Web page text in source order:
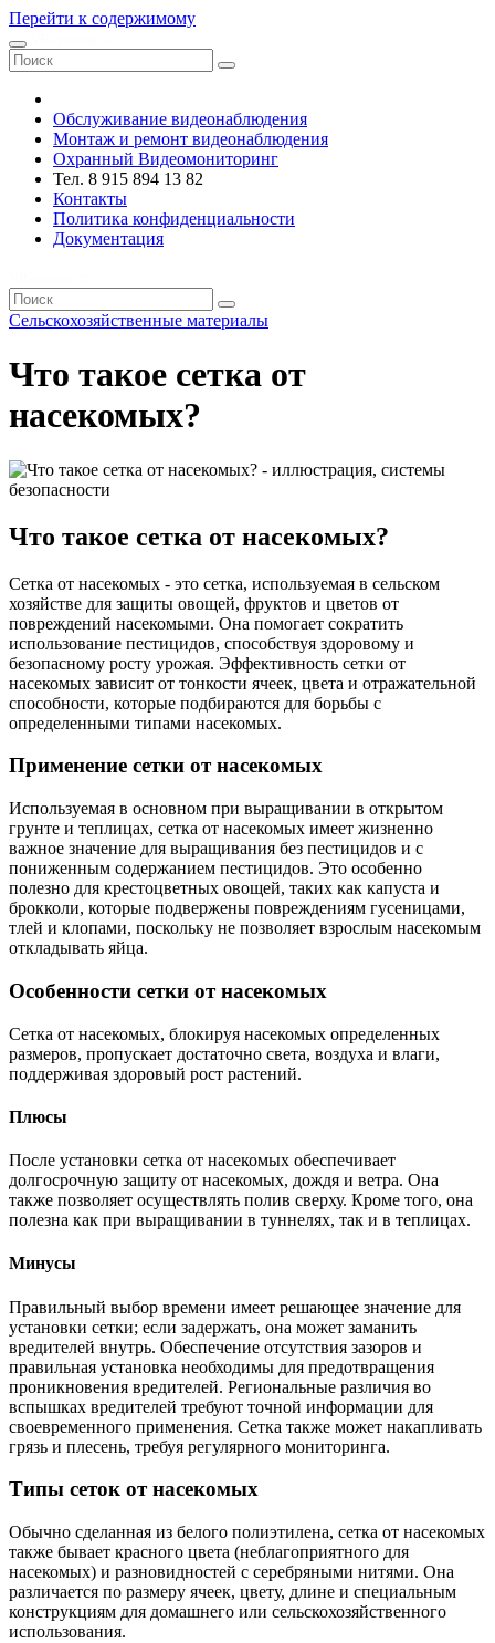
Перейти к содержимому
Обслуживание видеонаблюдения
Монтаж и ремонт видеонаблюдения
Охранный Видеомониторинг
Тел. 8 915 894 13 82
Контакты
Политика конфиденциальности
Документация
Сельскохозяйственные материалы
Что такое сетка от
насекомых?
Что такое сетка от насекомых?
Сетка от насекомых - это сетка, используемая в сельском
хозяйстве для защиты овощей, фруктов и цветов от
повреждений насекомыми. Она помогает сократить
использование пестицидов, способствуя здоровому и
безопасному росту урожая. Эффективность сетки от
насекомых зависит от тонкости ячеек, цвета и отражательной
способности, которые подбираются для борьбы с
определенными типами насекомых.
Применение сетки от насекомых
Используемая в основном при выращивании в открытом
грунте и теплицах, сетка от насекомых имеет жизненно
важное значение для выращивания без пестицидов и с
пониженным содержанием пестицидов. Это особенно
полезно для крестоцветных овощей, таких как капуста и
брокколи, которые подвержены повреждениям гусеницами,
тлей и клопами, поскольку не позволяет взрослым насекомым
откладывать яйца.
Особенности сетки от насекомых
Сетка от насекомых, блокируя насекомых определенных
размеров, пропускает достаточно света, воздуха и влаги,
поддерживая здоровый рост растений.
Плюсы
После установки сетка от насекомых обеспечивает
долгосрочную защиту от насекомых, дождя и ветра. Она
также позволяет осуществлять полив сверху. Кроме того, она
полезна как при выращивании в туннелях, так и в теплицах.
Минусы
Правильный выбор времени имеет решающее значение для
установки сетки; если задержать, она может заманить
вредителей внутрь. Обеспечение отсутствия зазоров и
правильная установка необходимы для предотвращения
проникновения вредителей. Региональные различия во
вспышках вредителей требуют точной информации для
своевременного применения. Сетка также может накапливать
грязь и плесень, требуя регулярного мониторинга.
Типы сеток от насекомых
Обычно сделанная из белого полиэтилена, сетка от насекомых
также бывает красного цвета (неблагоприятного для
насекомых) и разновидностей с серебряными нитями. Она
различается по размеру ячеек, цвету, длине и специальным
конструкциям для домашнего или сельскохозяйственного
использования.